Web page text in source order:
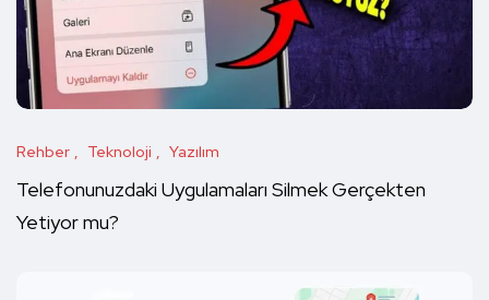
Rehber Teknoloji Yazılım
Telefonunuzdaki Uygulamaları Silmek Gerçekten
Yetiyor mu?